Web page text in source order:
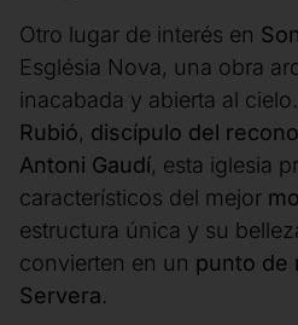
Otro lugar de interés en
Església Nova, una obra
inacabada y abierta al
Rubió, discípulo del
Antoni Gaudí, esta iglesia
característicos del mejor
estructura única y su
convierten en un punto de
Servera.